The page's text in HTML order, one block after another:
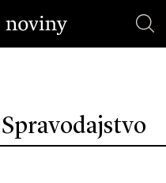
Spravodajstvo